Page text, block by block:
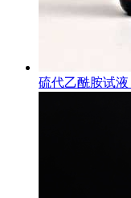
硫代乙酰胺试液